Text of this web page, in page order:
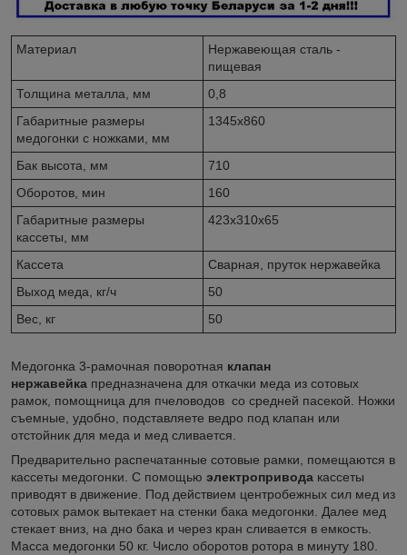
Материал
Нержавеющая сталь -
пищевая
Толщина металла, мм
0,8
Габаритные размеры
медогонки с ножками, мм
1345х860
Бак высота, мм
710
Оборотов, мин
160
Габаритные размеры
кассеты, мм
423х310х65
Кассета
Сварная, пруток нержавейка
Выход меда, кг/ч
50
Вес, кг
50
Медогонка 3-рамочная поворотная клапан
нержавейка предназначена для откачки меда из сотовых
рамок, помощница для пчеловодов со средней пасекой. Ножки
съемные, удобно, подставляете ведро под клапан или
отстойник для меда и мед сливается.
Предварительно распечатанные сотовые рамки, помещаются в
кассеты медогонки. С помощью электропривода кассеты
приводят в движение. Под действием центробежных сил мед из
сотовых рамок вытекает на стенки бака медогонки. Далее мед
стекает вниз, на дно бака и через кран сливается в емкость.
Масса медогонки 50 кг. Число оборотов ротора в минуту 180.